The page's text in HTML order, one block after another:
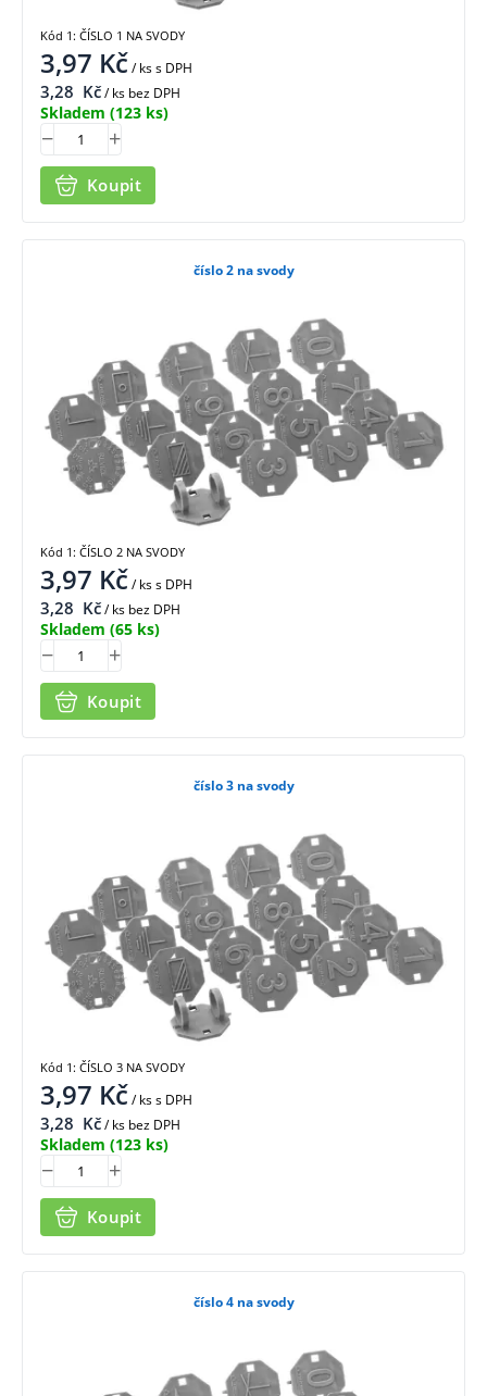
3,97 Kč/ kss DPH
3,28 Kč/ ks bez DPH
Skladem (123 ks)
Koupit
Kód 1: ČÍSLO 1 NA SVODY
číslo 2 na svody
3,97 Kč/ kss DPH
3,28 Kč/ ks bez DPH
Skladem (65 ks)
Koupit
Kód 1: ČÍSLO 2 NA SVODY
číslo 3 na svody
3,97 Kč/ kss DPH
3,28 Kč/ ks bez DPH
Skladem (123 ks)
Koupit
Kód 1: ČÍSLO 3 NA SVODY
číslo 4 na svody